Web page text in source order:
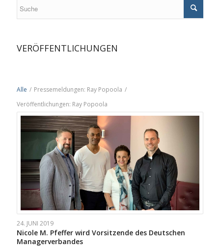
VERÖFFENTLICHUNGEN
Alle / Pressemeldungen: Ray Popoola /
Veröffentlichungen: Ray Popoola
24. JUNI 2019
Nicole M. Pfeffer wird Vorsitzende des Deutschen
Managerverbandes